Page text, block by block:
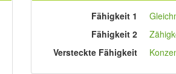
Fähigkeit 1
Fähigkeit 2
Versteckte Fähigkeit